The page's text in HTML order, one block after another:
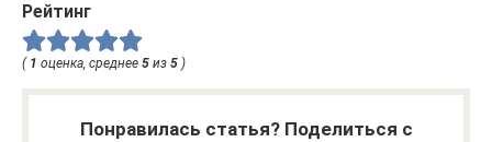
Рейтинг
( 1 оценка, среднее 5 из 5 )
Понравилась статья? Поделиться с